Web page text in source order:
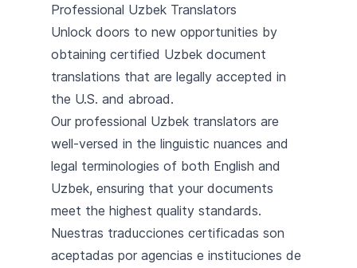
Professional Uzbek Translators
Unlock doors to new opportunities by
obtaining certified Uzbek document
translations that are legally accepted in
the U.S. and abroad.
Our professional Uzbek translators are
well-versed in the linguistic nuances and
legal terminologies of both English and
Uzbek, ensuring that your documents
meet the highest quality standards.
Nuestras traducciones certificadas son
aceptadas por agencias e instituciones de